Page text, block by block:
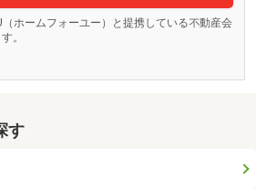
ホームフォーユー）と提携している不動産会
。
す